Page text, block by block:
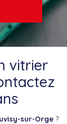
vitrier
sur-Orge ?